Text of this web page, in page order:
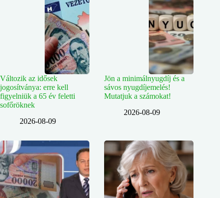
Változik az idősek
jogosítványa: erre kell
figyelniük a 65 év feletti
sofőröknek
2026-08-09
Jön a minimálnyugdíj és a
sávos nyugdíjemelés!
Mutatjuk a számokat!
2026-08-09